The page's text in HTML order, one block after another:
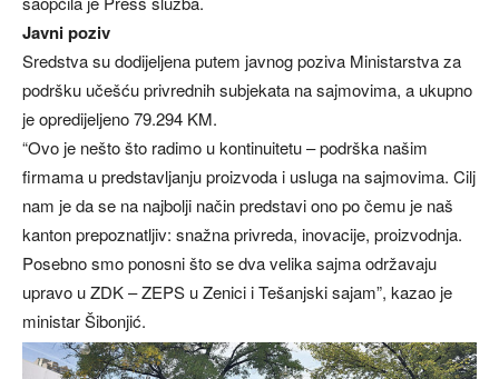
Javni poziv
Sredstva su dodijeljena putem javnog poziva Ministarstva za
podršku učešću privrednih subjekata na sajmovima, a ukupno
je opredijeljeno 79.294 KM.
“Ovo je nešto što radimo u kontinuitetu – podrška našim
firmama u predstavljanju proizvoda i usluga na sajmovima. Cilj
nam je da se na najbolji način predstavi ono po čemu je naš
kanton prepoznatljiv: snažna privreda, inovacije, proizvodnja.
Posebno smo ponosni što se dva velika sajma održavaju
upravo u ZDK – ZEPS u Zenici i Tešanjski sajam”, kazao je
ministar Šibonjić.